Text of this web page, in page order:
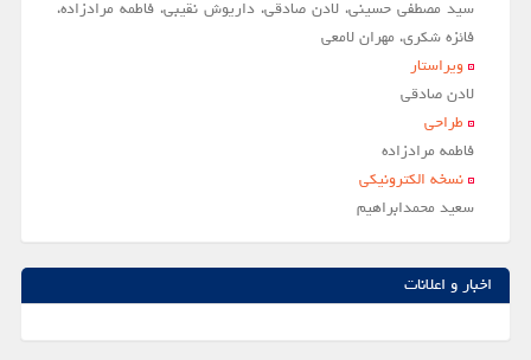
سید مصطفی حسینی، لادن صادقی، داریوش نقیبی، فاطمه مرادزاده،
فائزه شکری، مهران لامعی
ویراستار
لادن صادقي
طراحی
فاطمه مرادزاده
نسخه الکترونیکی
سعيد محمدابراهيم
اخبار و اعلانات